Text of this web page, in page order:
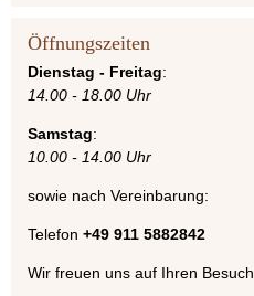
Öffnungszeiten
Dienstag - Freitag:
14.00 - 18.00 Uhr
Samstag:
10.00 - 14.00 Uhr
sowie nach Vereinbarung:
Telefon +49 911 5882842
Wir freuen uns auf Ihren Besuch.